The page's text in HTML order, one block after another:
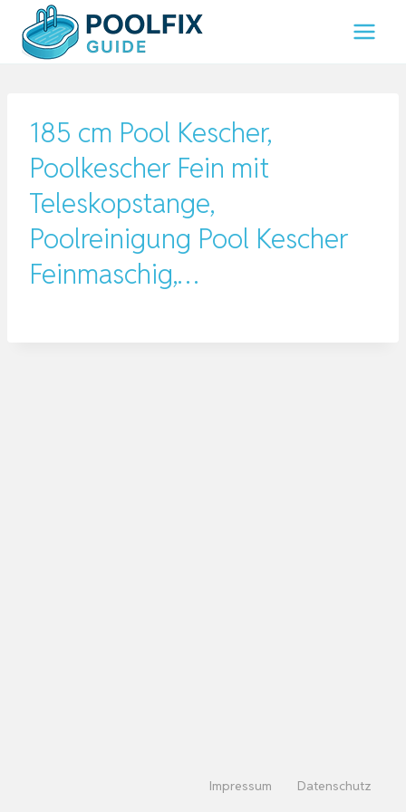
Inhalt
springen
185 cm Pool Kescher,
Poolkescher Fein mit
Teleskopstange,
Poolreinigung Pool Kescher
Feinmaschig,…
Impressum Datenschutz